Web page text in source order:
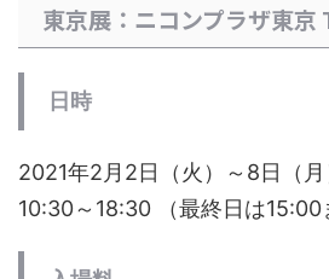
東京展：ニコンプラザ東京
日時
2021年2月2日（火）～8日（月
10:30～18:30 （最終日は15:00